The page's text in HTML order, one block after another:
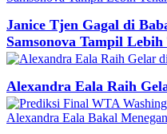
Janice Tjen Gagal di
Samsonova Tampil Lebih
Alexandra Eala Raih